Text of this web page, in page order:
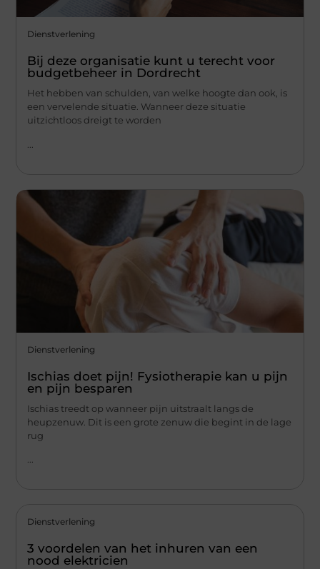
Dienstverlening
Bij deze organisatie kunt u terecht voor
budgetbeheer in Dordrecht
Het hebben van schulden, van welke hoogte dan ook, is
een vervelende situatie. Wanneer deze situatie
uitzichtloos dreigt te worden
Dienstverlening
Ischias doet pijn! Fysiotherapie kan u pijn
en pijn besparen
Ischias treedt op wanneer pijn uitstraalt langs de
heupzenuw. Dit is een grote zenuw die begint in de lage
rug
Dienstverlening
3 voordelen van het inhuren van een
nood elektricien